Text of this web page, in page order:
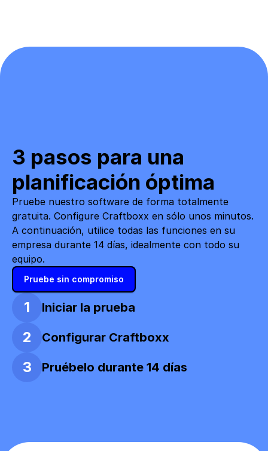
3 pasos para una
planificación óptima
Pruebe nuestro software de forma totalmente
gratuita. Configure Craftboxx en sólo unos minutos.
A continuación, utilice todas las funciones en su
empresa durante 14 días, idealmente con todo su
equipo.
Pruebe sin compromiso
1 Iniciar la prueba
2 Configurar Craftboxx
3 Pruébelo durante 14 días